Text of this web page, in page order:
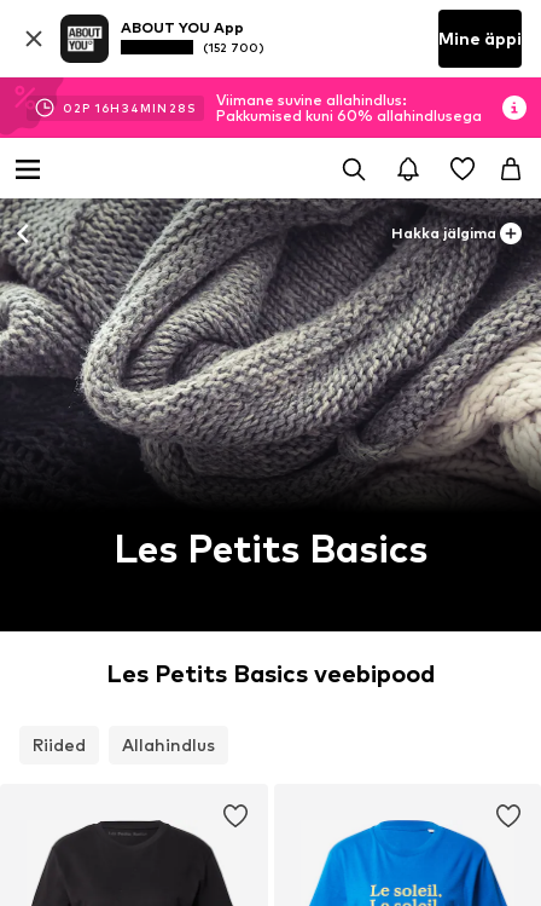
ABOUT YOU App
(152 700) Mine äppi
02P 16H 34MIN 27 S
Viimane suvine allahindlus:
Pakkumised kuni 60% allahindlusega
Hakka jälgima
Les Petits Basics
Les Petits Basics veebipood
Riided Allahindlus